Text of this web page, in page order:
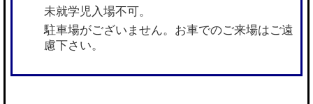
未就学児入場不可。
駐車場がございません。お車でのご来場はご遠
慮下さい。